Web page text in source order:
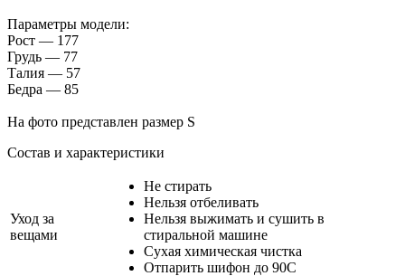
Параметры модели:
Рост — 177
Грудь — 77
Талия — 57
Бедра — 85
На фото представлен размер S
Состав и характеристики
Уход за
вещами
Не стирать
Нельзя отбеливать
Нельзя выжимать и сушить в
стиральной машине
Сухая химическая чистка
Отпарить шифон до 90С